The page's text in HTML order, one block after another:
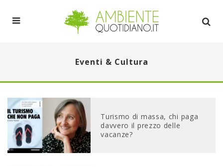
Eventi & Cultura
Turismo di massa, chi paga
davvero il prezzo delle
vacanze?